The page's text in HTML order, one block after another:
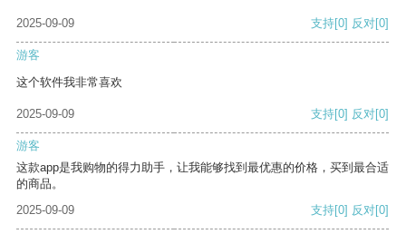
2025-09-09 支持[0] 反对[0]
游客
这个软件我非常喜欢
2025-09-09 支持[0] 反对[0]
游客
这款app是我购物的得力助手，让我能够找到最优惠的价格，买到最合适
的商品。
2025-09-09
支持[0] 反对[0]